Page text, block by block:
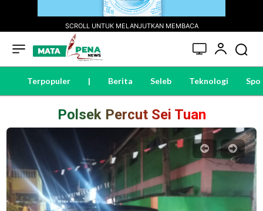
SCROLL UNTUK MELANJUTKAN MEMBACA
Terpopuler | Berita Seleb Teknologi
Polsek Percut Sei Tuan